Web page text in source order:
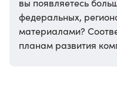
вы появляетесь
федеральных,
материалами?
планам развития